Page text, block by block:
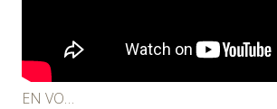
EN VO…